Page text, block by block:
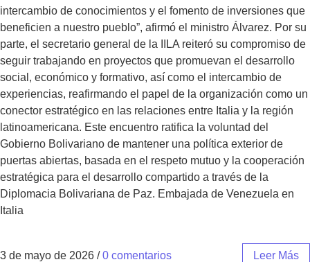
intercambio de conocimientos y el fomento de inversiones que
beneficien a nuestro pueblo”, afirmó el ministro Álvarez. Por su
parte, el secretario general de la IILA reiteró su compromiso de
seguir trabajando en proyectos que promuevan el desarrollo
social, económico y formativo, así como el intercambio de
experiencias, reafirmando el papel de la organización como un
conector estratégico en las relaciones entre Italia y la región
latinoamericana. Este encuentro ratifica la voluntad del
Gobierno Bolivariano de mantener una política exterior de
puertas abiertas, basada en el respeto mutuo y la cooperación
estratégica para el desarrollo compartido a través de la
Diplomacia Bolivariana de Paz. Embajada de Venezuela en
Italia
3 de mayo de 2026 / 0 comentarios Leer Más